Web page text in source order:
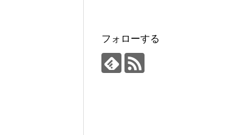
フォローする